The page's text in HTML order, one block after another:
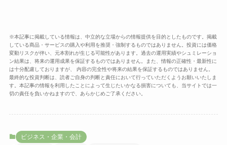
※本記事に掲載している情報は、中立的な立場からの情報提供を目的としたものです。掲載
している商品・サービスの購入や利用を推奨・強制するものではありません。投資には価格
変動リスクが伴い、元本割れが生じる可能性があります。過去の運用実績やシュミレーショ
ン結果は、将来の運用成果を保証するものではありません。また、情報の正確性・最新性に
は十分配慮しておりますが、 内容の完全性や将来の結果を保証するものではありません。
最終的な投資判断は、読者ご自身の判断と責任において行っていただくようお願いいたしま
す。本記事の情報を利用したことによって生じたいかなる損害についても、当サイトでは一
切の責任を負いかねますので、あらかじめご了承ください。
ビジネス・企業・会計